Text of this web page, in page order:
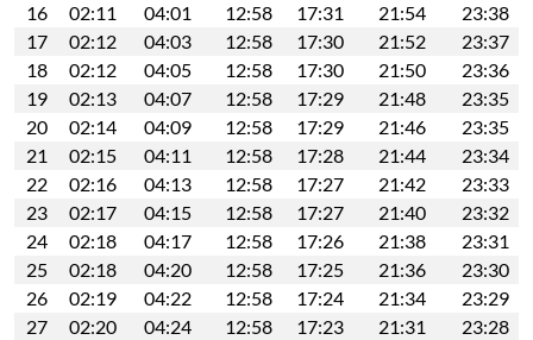
16
02:11 04:01 12:58 17:31 21:54
23:38
17
02:12 04:03 12:58 17:30 21:52
23:37
18
02:12 04:05 12:58 17:30 21:50
23:36
19
02:13 04:07 12:58 17:29 21:48
23:35
20
02:14 04:09 12:58 17:29 21:46
23:35
21
02:15 04:11 12:58 17:28 21:44
23:34
22
02:16 04:13 12:58 17:27 21:42
23:33
23
02:17 04:15 12:58 17:27 21:40
23:32
24
02:18 04:17 12:58 17:26 21:38
23:31
25
02:18 04:20 12:58 17:25 21:36
23:30
26
02:19 04:22 12:58 17:24 21:34
23:29
27
02:20 04:24 12:58 17:23 21:31
23:28